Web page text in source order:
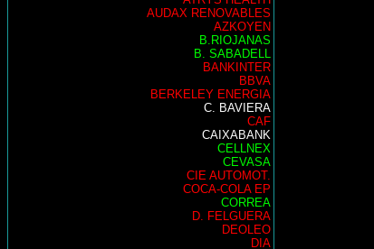
AUDAX RENOVABLES
AZKOYEN
B.RIOJANAS
B. SABADELL
BANKINTER
BBVA
BERKELEY ENERGIA
C. BAVIERA
CAF
CAIXABANK
CELLNEX
CEVASA
CIE AUTOMOT.
COCA-COLA EP
CORREA
D. FELGUERA
DEOLEO
DIA